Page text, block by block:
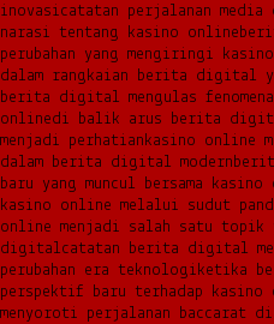
inovasicatatan perjalanan
narasi tentang kasino online
perubahan yang mengiringi
dalam rangkaian berita digital
berita digital mengulas
onlinedi balik arus berita
menjadi perhatian kasino online
dalam berita digital modern
baru yang muncul bersama
kasino online melalui sudut
online menjadi salah satu topik
digitalcatatan berita digital
perubahan era teknologi ketika
perspektif baru terhadap kasino
menyoroti perjalanan baccarat